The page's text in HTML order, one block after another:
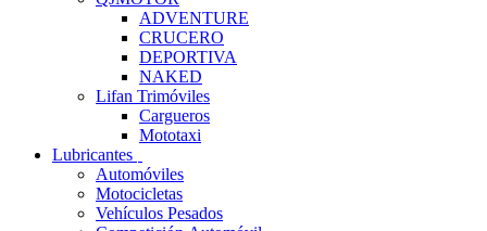
ADVENTURE
CRUCERO
DEPORTIVA
NAKED
Lifan Trimóviles
Cargueros
Mototaxi
Lubricantes
Automóviles
Motocicletas
Vehículos Pesados